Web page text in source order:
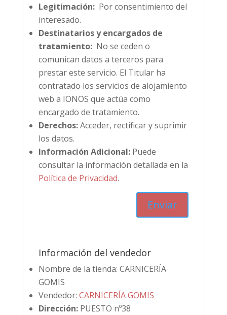
Legitimación:Por consentimiento del
interesado.
Destinatarios y encargados de
tratamiento:No se ceden o
comunican datos a terceros para
prestar este servicio. El Titular ha
contratado los servicios de alojamiento
web a IONOS que actúa como
encargado de tratamiento.
Derechos:Acceder, rectificar y suprimir
los datos.
Información Adicional:Puede
consultar la información detallada en la
Política de Privacidad.
Información del vendedor
Nombre de la tienda: CARNICERÍA
GOMIS
Vendedor: CARNICERÍA GOMIS
Dirección: PUESTO nº38